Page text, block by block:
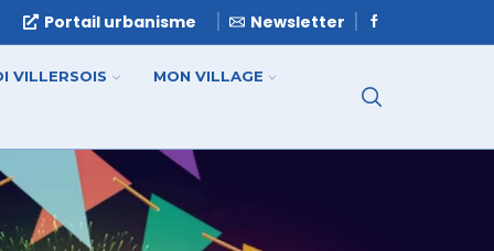
Portail urbanisme Newsletter
VILLERSOIS MON VILLAGE